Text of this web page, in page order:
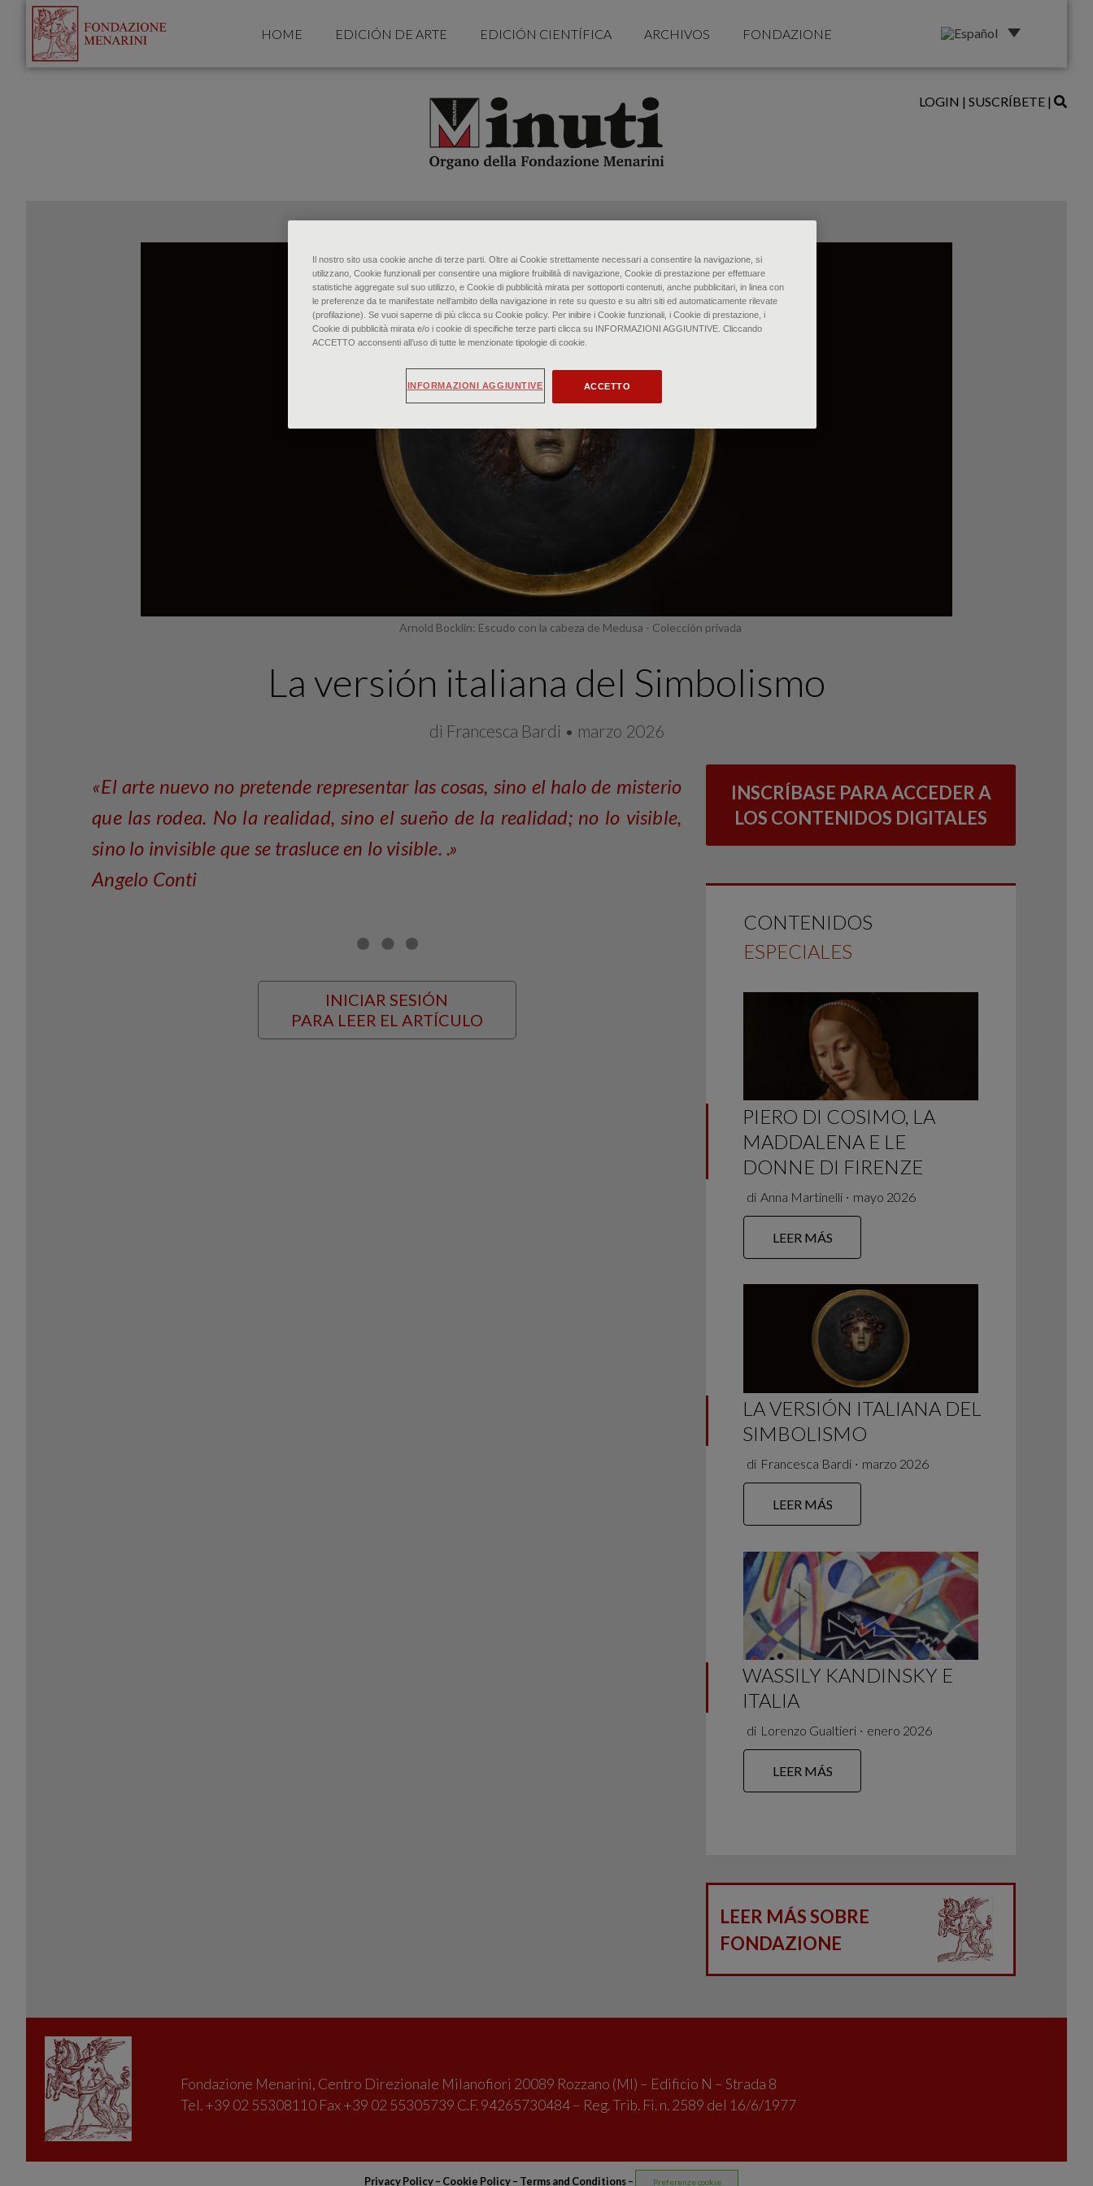
HOME EDICIÓN DE ARTE EDICIÓN CIENTÍFICA ARCHIVOS FONDAZIONE
LOGIN | SUSCRÍBETE|
Arnold Bocklin: Escudo con la cabeza de Medusa - Colección privada
La versión italiana del Simbolismo
di Francesca Bardi • marzo 2026
«El arte nuevo no pretende representar las cosas, sino el halo de misterio
que las rodea. No la realidad, sino el sueño de la realidad; no lo visible,
sino lo invisible que se trasluce en lo visible. .»
Angelo Conti
INICIAR SESIÓN
PARA LEER EL ARTÍCULO
INSCRÍBASE PARA ACCEDER A
LOS CONTENIDOS DIGITALES
CONTENIDOS
ESPECIALES
PIERO DI COSIMO, LA
MADDALENA E LE
DONNE DI FIRENZE
di Anna Martinelli ∙ mayo 2026
LEER MÁS
LA VERSIÓN ITALIANA DEL
SIMBOLISMO
di Francesca Bardi ∙ marzo 2026
LEER MÁS
WASSILY KANDINSKY E
ITALIA
di Lorenzo Gualtieri ∙ enero 2026
LEER MÁS
LEER MÁS SOBRE
FONDAZIONE
Fondazione Menarini, Centro Direzionale Milanofiori 20089 Rozzano (MI) – Edificio N – Strada 8
Tel. +39 02 55308110 Fax +39 02 55305739 C.F. 94265730484 – Reg. Trib. Fi. n. 2589 del 16/6/1977
Privacy Policy– Cookie Policy – Terms and Conditions– Preferenze cookie
Il nostro sito usa cookie anche di terze parti. Oltre ai Cookie strettamente necessari a consentire la navigazione, si
utilizzano, Cookie funzionali per consentire una migliore fruibilità di navigazione, Cookie di prestazione per effettuare
statistiche aggregate sul suo utilizzo, e Cookie di pubblicità mirata per sottoporti contenuti, anche pubblicitari, in linea con
le preferenze da te manifestate nell‘ambito della navigazione in rete su questo e su altri siti ed automaticamente rilevate
(profilazione). Se vuoi saperne di più clicca su Cookie policy. Per inibire i Cookie funzionali, i Cookie di prestazione, i
Cookie di pubblicità mirata e/o i cookie di specifiche terze parti clicca su INFORMAZIONI AGGIUNTIVE. Cliccando
ACCETTO acconsenti all’uso di tutte le menzionate tipologie di cookie.
ACCETTO
INFORMAZIONI AGGIUNTIVE